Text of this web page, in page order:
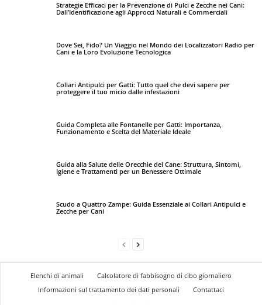
Strategie Efficaci per la Prevenzione di Pulci e Zecche nei Cani:
Dall’Identificazione agli Approcci Naturali e Commerciali
Dove Sei, Fido? Un Viaggio nel Mondo dei Localizzatori Radio per
Cani e la Loro Evoluzione Tecnologica
Collari Antipulci per Gatti: Tutto quel che devi sapere per
proteggere il tuo micio dalle infestazioni
Guida Completa alle Fontanelle per Gatti: Importanza,
Funzionamento e Scelta del Materiale Ideale
Guida alla Salute delle Orecchie del Cane: Struttura, Sintomi,
Igiene e Trattamenti per un Benessere Ottimale
Scudo a Quattro Zampe: Guida Essenziale ai Collari Antipulci e
Zecche per Cani
Elenchi di animali
Calcolatore di fabbisogno di cibo giornaliero
Informazioni sul trattamento dei dati personali
Contattaci